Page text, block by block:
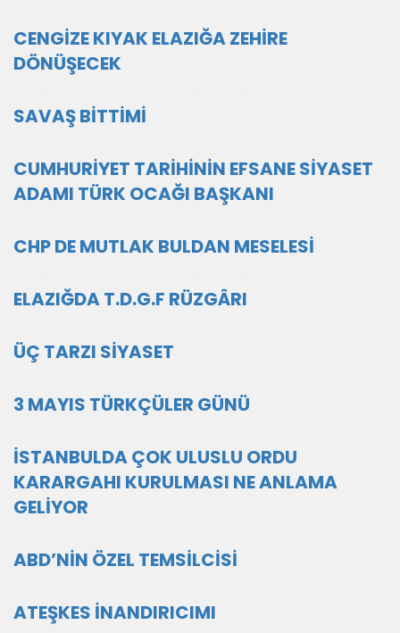
CENGİZE KIYAK ELAZIĞA ZEHİRE
DÖNÜŞECEK
SAVAŞ BİTTİMİ
CUMHURİYET TARİHİNİN EFSANE SİYASET
ADAMI TÜRK OCAĞI BAŞKANI
CHP DE MUTLAK BULDAN MESELESİ
ELAZIĞDA T.D.G.F RÜZGÂRI
ÜÇ TARZI SİYASET
3 MAYIS TÜRKÇÜLER GÜNÜ
İSTANBULDA ÇOK ULUSLU ORDU
KARARGAHI KURULMASI NE ANLAMA
GELİYOR
ABD’NİN ÖZEL TEMSİLCİSİ
ATEŞKES İNANDIRICIMI